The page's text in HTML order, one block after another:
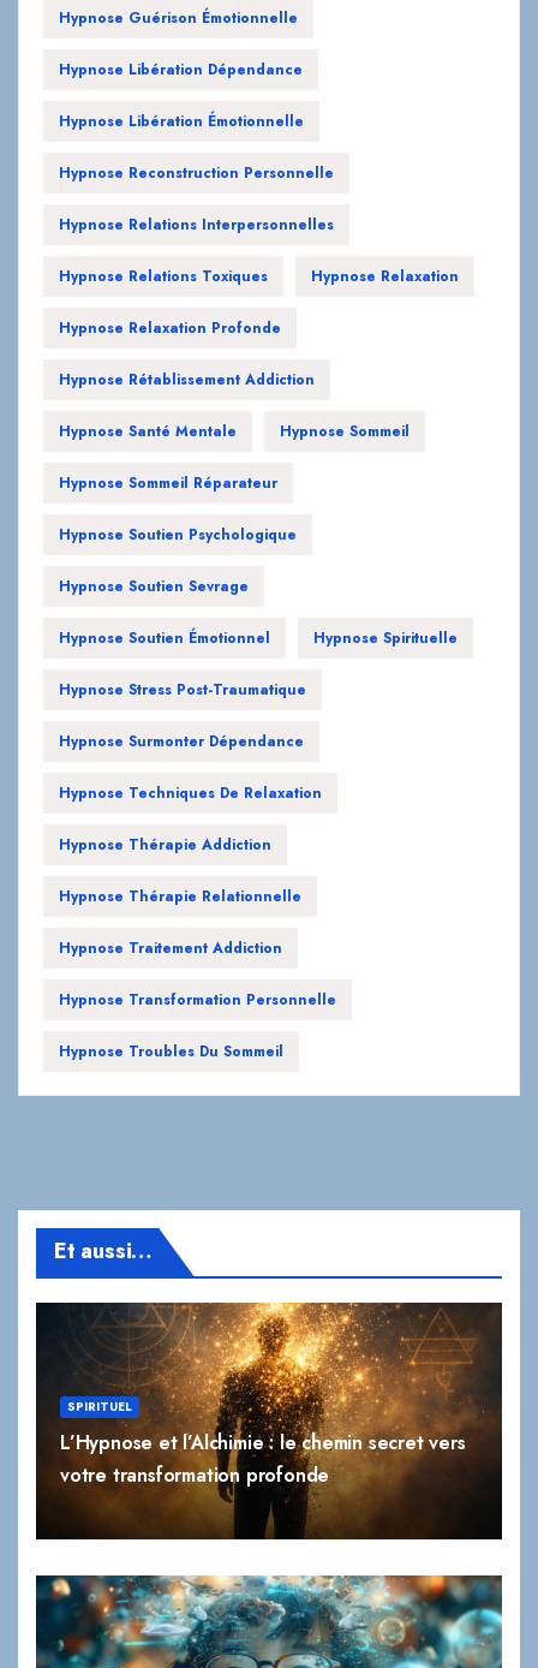
Hypnose Guérison Émotionnelle
Hypnose Libération Dépendance
Hypnose Libération Émotionnelle
Hypnose Reconstruction Personnelle
Hypnose Relations Interpersonnelles
Hypnose Relations Toxiques Hypnose Relaxation
Hypnose Relaxation Profonde
Hypnose Rétablissement Addiction
Hypnose Santé Mentale Hypnose Sommeil
Hypnose Sommeil Réparateur
Hypnose Soutien Psychologique
Hypnose Soutien Sevrage
Hypnose Soutien Émotionnel Hypnose Spirituelle
Hypnose Stress Post-Traumatique
Hypnose Surmonter Dépendance
Hypnose Techniques De Relaxation
Hypnose Thérapie Addiction
Hypnose Thérapie Relationnelle
Hypnose Traitement Addiction
Hypnose Transformation Personnelle
Hypnose Troubles Du Sommeil
Et aussi…
SPIRITUEL
L’Hypnose et l’Alchimie : le chemin secret vers
votre transformation profonde